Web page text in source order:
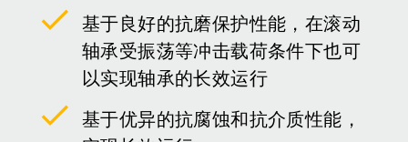
基于良好的抗磨保护性能，在滚动
轴承受振荡等冲击载荷条件下也可
以实现轴承的长效运行
基于优异的抗腐蚀和抗介质性能，